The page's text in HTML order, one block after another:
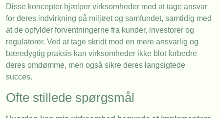
Disse koncepter hjælper virksomheder med at tage ansvar
for deres indvirkning på miljøet og samfundet, samtidig med
at de opfylder forventningerne fra kunder, investorer og
regulatorer. Ved at tage skridt mod en mere ansvarlig og
bæredygtig praksis kan virksomheder ikke blot forbedre
deres omdømme, men også sikre deres langsigtede
succes.
Ofte stillede spørgsmål